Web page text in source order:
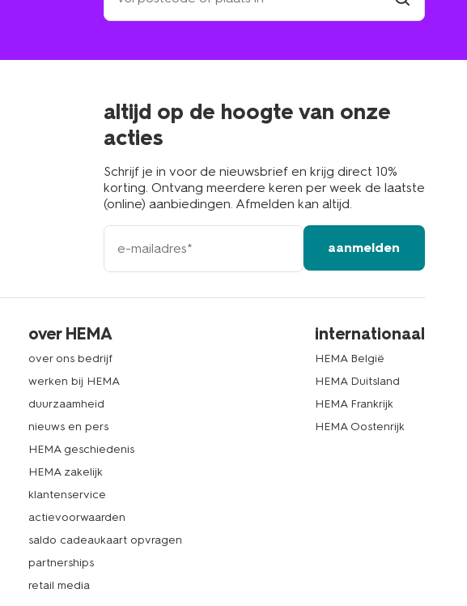
winkel
in
altijd op de hoogte van onze
acties
Schrijf je in voor de nieuwsbrief en krijg direct 10%
korting. Ontvang meerdere keren per week de laatste
(online) aanbiedingen. Afmelden kan altijd.
e-
mailadres
aanmelden
over HEMA
over ons bedrijf
werken bij HEMA
duurzaamheid
nieuws en pers
HEMA geschiedenis
HEMA zakelijk
klantenservice
actievoorwaarden
saldo cadeaukaart opvragen
partnerships
retail media
internationaal
HEMA België
HEMA Duitsland
HEMA Frankrijk
HEMA Oostenrijk